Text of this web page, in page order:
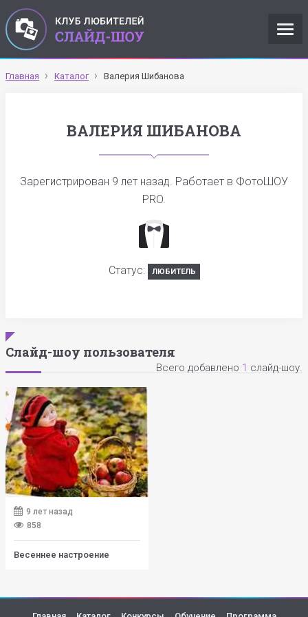
Главная Каталог Валерия Шибанова
ВАЛЕРИЯ ШИБАНОВА
Зарегистрирован 9 лет назад. Работает в ФотоШОУ
PRO.
Статус: ЛЮБИТЕЛЬ
Слайд-шоу пользователя
Всего добавлено 1 слайд-шоу.
9 лет назад
858
Весеннее настроение